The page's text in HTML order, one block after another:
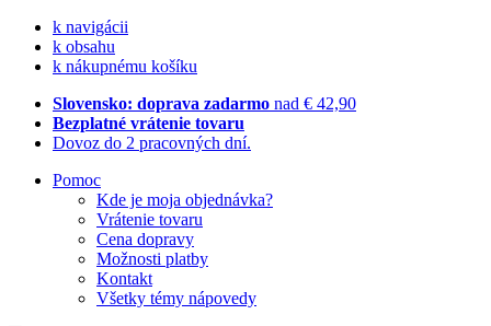
k navigácii
k obsahu
k nákupnému košíku
Slovensko: doprava zadarmo nad € 42,90
Bezplatné vrátenie tovaru
Dovoz do 2 pracovných dní.
Pomoc
Kde je moja objednávka?
Vrátenie tovaru
Cena dopravy
Možnosti platby
Kontakt
Všetky témy nápovedy